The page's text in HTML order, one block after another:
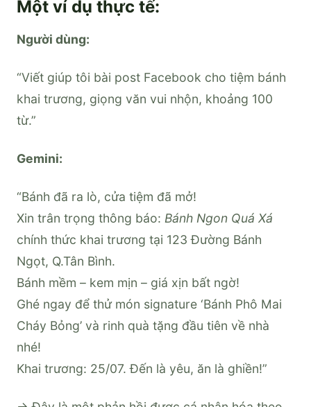
Một ví dụ thực tế:
Người dùng:
“Viết giúp tôi bài post Facebook cho tiệm bánh
khai trương, giọng văn vui nhộn, khoảng 100
từ.”
Gemini:
“Bánh đã ra lò, cửa tiệm đã mở!
Xin trân trọng thông báo: Bánh Ngon Quá Xá
chính thức khai trương tại 123 Đường Bánh
Ngọt, Q.Tân Bình.
Bánh mềm – kem mịn – giá xịn bất ngờ!
Ghé ngay để thử món signature ‘Bánh Phô Mai
Cháy Bỏng’ và rinh quà tặng đầu tiên về nhà
nhé!
Khai trương: 25/07. Đến là yêu, ăn là ghiền!”